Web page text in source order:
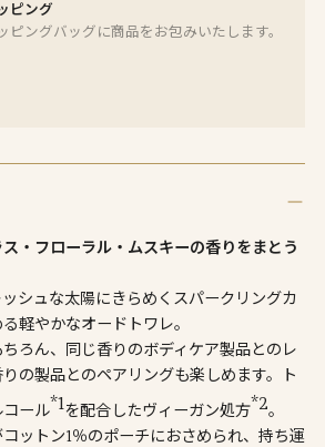
ピング
ピングバッグに商品をお包みいたします。
・フローラル・ムスキーの香りをまとう
シュな太陽にきらめくスパークリングカ
軽やかなオードトワレ。
ろん、同じ香りのボディケア製品とのレ
の製品とのペアリングも楽しめます。ト
コール*1を配合したヴィーガン処方*2。
ットン1％のポーチにおさめられ、持ち運